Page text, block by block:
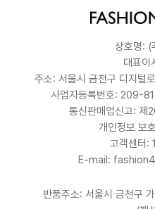
상호명: (
대표이
주소: 서울시 금천구 디지털
사업자등록번호: 209-
통신판매업신고: 제
개인정보 보
고객센터
E-mail:
반품주소: 서울시 금천구